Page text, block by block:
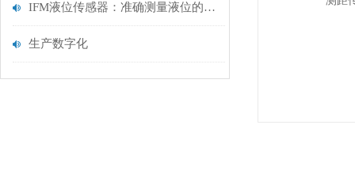
IFM液位传感器：准确测量液位的可靠工具
生产数字化